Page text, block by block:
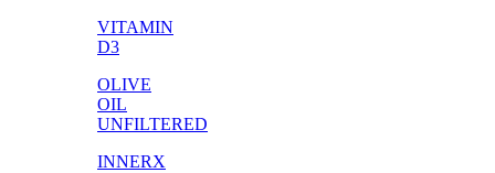
VITAMIN
D3
OLIVE
OIL
UNFILTERED
INNERX